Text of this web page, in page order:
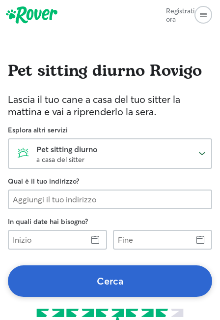
Registrati
ora
Pet sitting diurno Rovigo
Lascia il tuo cane a casa del tuo sitter la
mattina e vai a riprenderlo la sera.
Esplora altri servizi
Pet sitting diurno
a casa del sitter
Qual è il tuo indirizzo?
In quali date hai bisogno?
Inizio
Fine
Cerca